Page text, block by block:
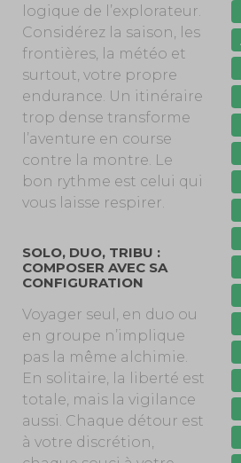
logique de l’explorateur.
Considérez la saison, les
frontières, la météo et
surtout, votre propre
endurance. Un itinéraire
trop dense transforme
l’aventure en course
contre la montre. Le
bon rythme est celui qui
vous laisse respirer.
SOLO, DUO, TRIBU :
COMPOSER AVEC SA
CONFIGURATION
Voyager seul, en duo ou
en groupe n’implique
pas la même alchimie.
En solitaire, la liberté est
totale, mais la vigilance
aussi. Chaque détour est
à votre discrétion,